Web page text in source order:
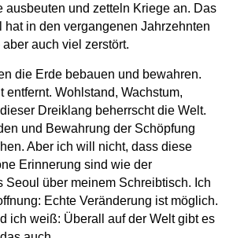
ausbeuten und zetteln Kriege an. Das
hat in den vergangenen Jahrzehnten
auch viel zerstört.
die Erde bebauen und bewahren.
entfernt. Wohlstand, Wachstum,
Dreiklang beherrscht die Welt.
und Bewahrung der Schöpfung
Aber ich will nicht, dass diese
Erinnerung sind wie der
Seoul über meinem Schreibtisch. Ich
Echte Veränderung ist möglich.
ich weiß: Überall auf der Welt gibt es